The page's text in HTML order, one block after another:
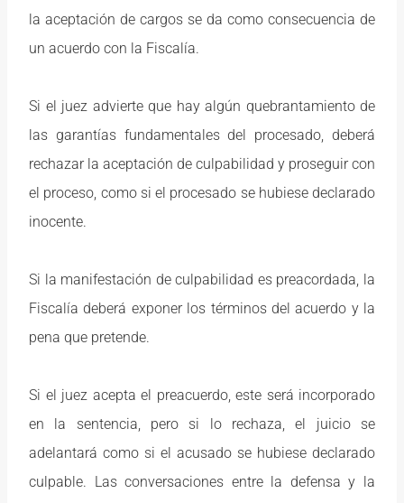
la aceptación de cargos se da como consecuencia de
un acuerdo con la Fiscalía.
Si el juez advierte que hay algún quebrantamiento de
las garantías fundamentales del procesado, deberá
rechazar la aceptación de culpabilidad y proseguir con
el proceso, como si el procesado se hubiese declarado
inocente.
Si la manifestación de culpabilidad es preacordada, la
Fiscalía deberá exponer los términos del acuerdo y la
pena que pretende.
Si el juez acepta el preacuerdo, este será incorporado
en la sentencia, pero si lo rechaza, el juicio se
adelantará como si el acusado se hubiese declarado
culpable. Las conversaciones entre la defensa y la